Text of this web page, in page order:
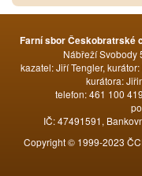
Farní sbor Českobratrské
Nábřeží Svobody
kazatel: Jiří Tengler,
kurátora:
telefon: 461 100
IČ: 47491591,
Copyright © 1999-2023